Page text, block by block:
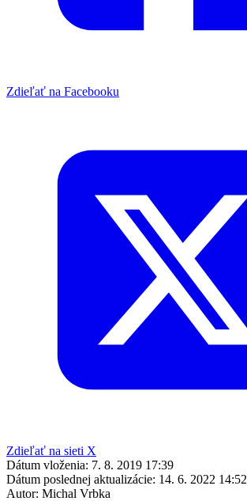
Zdieľať na Facebooku
Zdieľať na sieti X
Dátum vloženia: 7. 8. 2019 17:39
Dátum poslednej aktualizácie: 14. 6. 2022 14:52
Autor: Michal Vrbka